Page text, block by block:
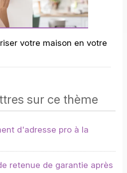
votre maison en votre
sur ce thème
d'adresse pro à la
retenue de garantie après